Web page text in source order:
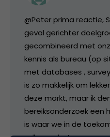
@Peter prima reactie,
geval gerichter
gecombineerd met
kennis als bureau (op
met databases ,
is zo makkelijk om
deze markt, maar ik
bereiksonderzoek een
is waar we in de